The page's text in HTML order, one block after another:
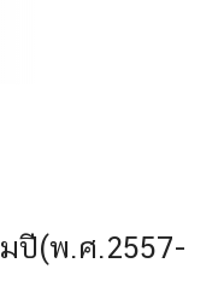
ปี(พ.ศ.2557-